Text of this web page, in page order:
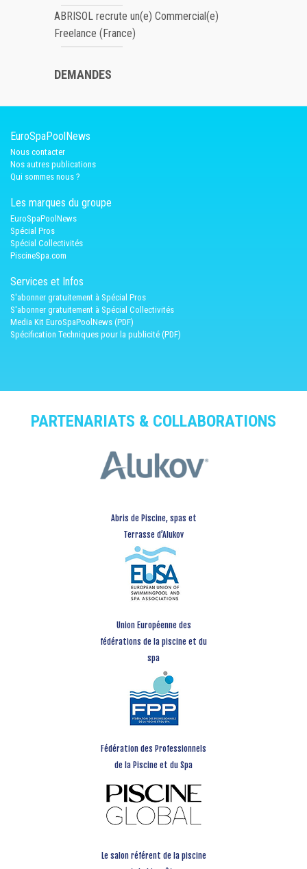
ABRISOL recrute un(e) Commercial(e)
Freelance (France)
DEMANDES
EuroSpaPoolNews
Nous contacter
Nos autres publications
Qui sommes nous ?
Les marques du groupe
EuroSpaPoolNews
Spécial Pros
Spécial Collectivités
PiscineSpa.com
Services et Infos
S'abonner gratuitement à Spécial Pros
S'abonner gratuitement à Spécial Collectivités
Media Kit EuroSpaPoolNews (PDF)
Spécification Techniques pour la publicité (PDF)
PARTENARIATS & COLLABORATIONS
Abris de Piscine, spas et
Terrasse d’Alukov
Union Européenne des
fédérations de la piscine et du
spa
Fédération des Professionnels
de la Piscine et du Spa
Le salon référent de la piscine